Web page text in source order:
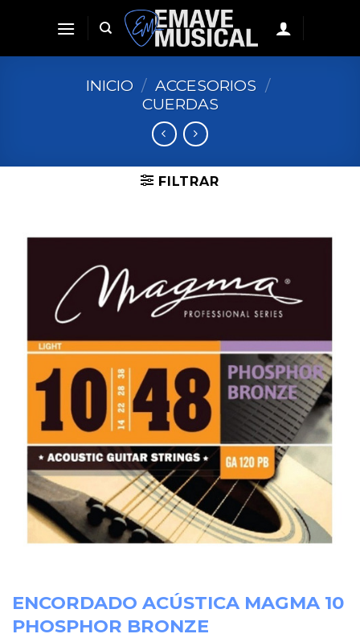
INICIO / ACCESORIOS /
CUERDAS
FILTRAR
ENCORDADO ACÚSTICA MAGMA 10
PHOSPHOR BRONZE